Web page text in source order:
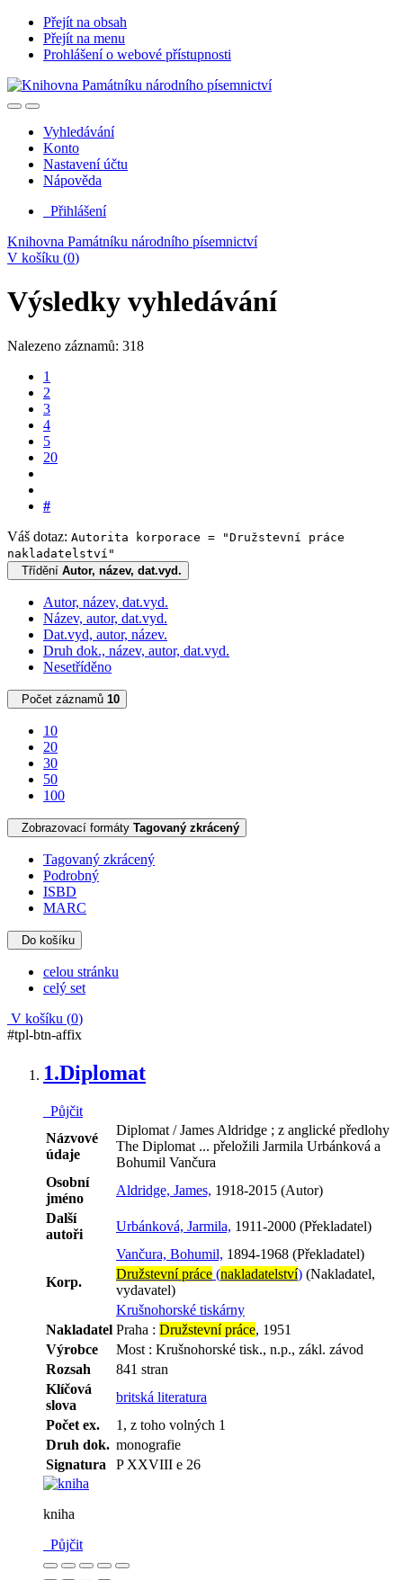
Přejít na obsah
Přejít na menu
Prohlášení o webové přístupnosti
Vyhledávání
Konto
Nastavení účtu
Nápověda
Přihlášení
Knihovna Památníku národního písemnictví
V košíku (0)
Výsledky vyhledávání
Nalezeno záznamů: 318
1
2
3
4
5
20
#
Váš dotaz: Autorita korporace = "Družstevní práce
nakladatelství"
Třídění Autor, název, dat.vyd.
Autor, název, dat.vyd.
Název, autor, dat.vyd.
Dat.vyd, autor, název.
Druh dok., název, autor, dat.vyd.
Nesetříděno
Počet záznamů 10
10
20
30
50
100
Zobrazovací formáty Tagovaný zkrácený
Tagovaný zkrácený
Podrobný
ISBD
MARC
Do košíku
celou stránku
celý set
V košíku (0)
#tpl-btn-affix
1.Diplomat
Půjčit
Názvové
údaje
Diplomat / James Aldridge ; z anglické předlohy
The Diplomat ... přeložili Jarmila Urbánková a
Bohumil Vančura
Osobní
jméno
Aldridge, James, 1918-2015 (Autor)
Další
autoři
Urbánková, Jarmila, 1911-2000 (Překladatel)
Vančura, Bohumil, 1894-1968 (Překladatel)
Korp.
Družstevní práce (nakladatelství) (Nakladatel,
vydavatel)
Krušnohorské tiskárny
Nakladatel Praha : Družstevní práce, 1951
Výrobce
Most : Krušnohorské tisk., n.p., zákl. závod
Rozsah
841 stran
Klíčová
slova
britská literatura
Počet ex.
1, z toho volných 1
Druh dok. monografie
Signatura
P XXVIII e 26
kniha
Půjčit